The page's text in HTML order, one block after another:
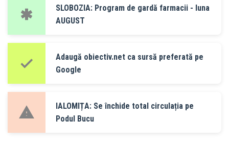
SLOBOZIA: Program de gardă farmacii - luna
AUGUST
Adaugă obiectiv.net ca sursă preferată pe
Google
IALOMIȚA: Se închide total circulația pe
Podul Bucu